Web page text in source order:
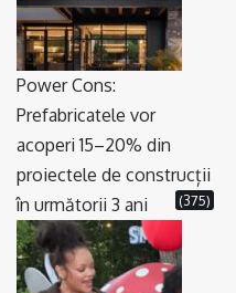
Power Cons:
Prefabricatele vor
acoperi 15–20% din
proiectele de construcții
în următorii 3 ani
(375)